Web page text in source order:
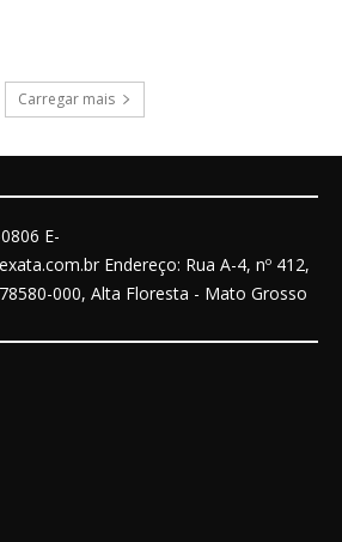
Carregar mais
E-
Endereço: Rua A-4, nº 412,
000, Alta Floresta - Mato Grosso